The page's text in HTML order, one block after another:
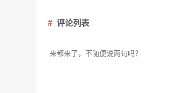
评论列表